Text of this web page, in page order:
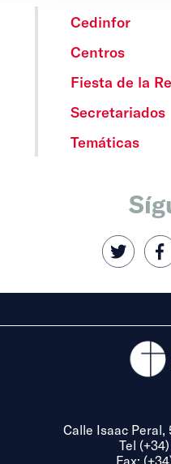
Cedinfor
Centros
Fiesta de la
Secretariados
Temáticas
Calle Isaac Peral,
Tel
Fax: